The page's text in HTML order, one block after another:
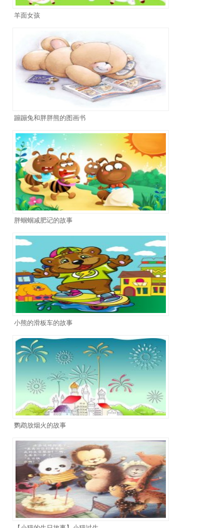
羊面女孩
蹦蹦兔和胖胖熊的图画书
胖蝈蝈减肥记的故事
小熊的滑板车的故事
鹦鹉放烟火的故事